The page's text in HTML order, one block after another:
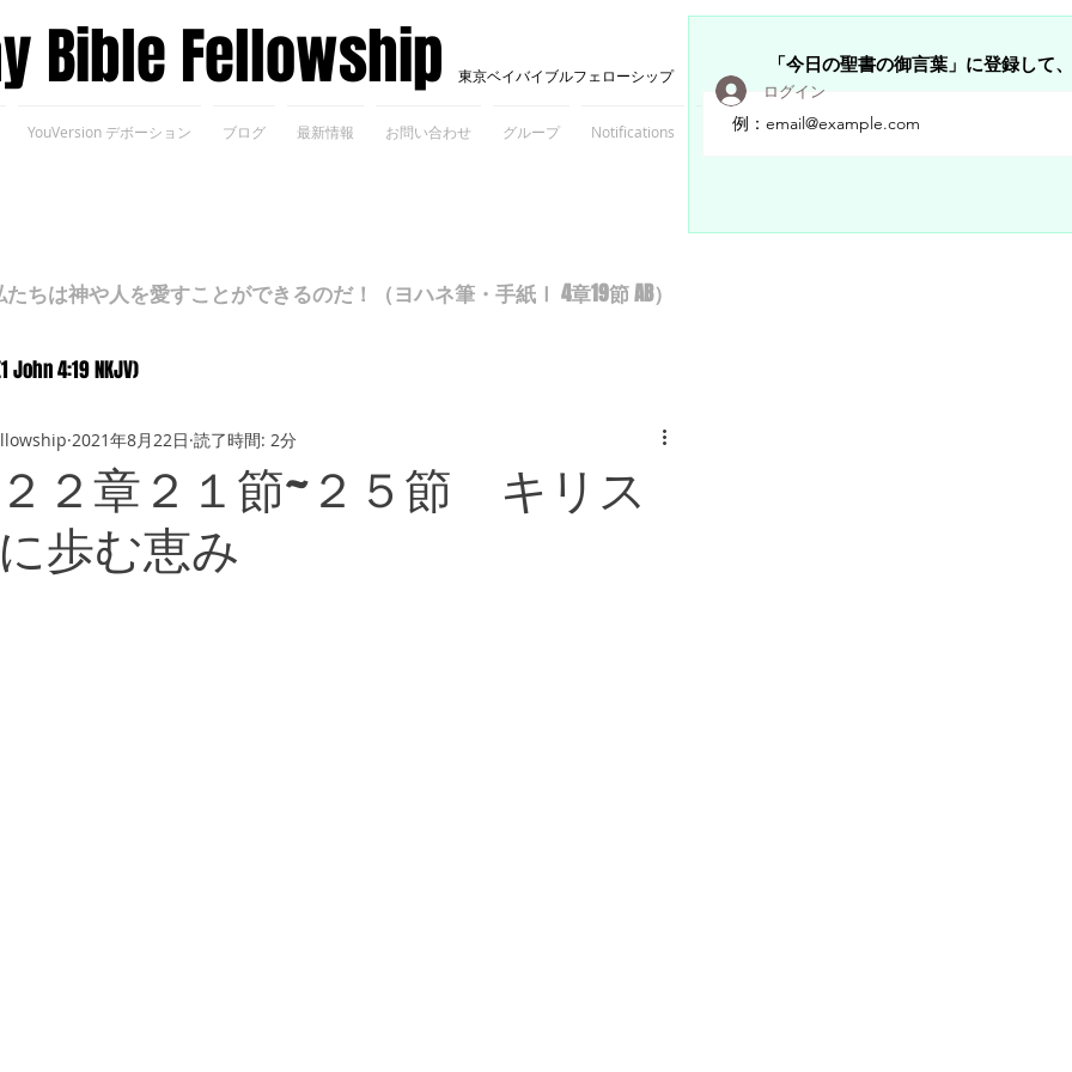
Bible Fellowship 東京ベイバイブルフェローシップ
YouVersion デボーション ブログ 最新情報 お問い合わせ グループ Notifications Members
「今日の聖書の御言葉」に登録して
ログイン
ちは神や人を愛すことができるのだ！（ヨハネ筆・手紙Ⅰ 4章19節 AB）
John 4:19 NKJV)
２章２１節~２５節 キリス
歩む恵み
2021年8月22日 読了時間: 2分